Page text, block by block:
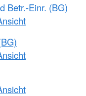
Betr.-Einr. (BG)